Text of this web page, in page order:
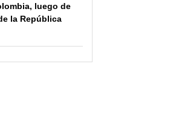
luego de
la República